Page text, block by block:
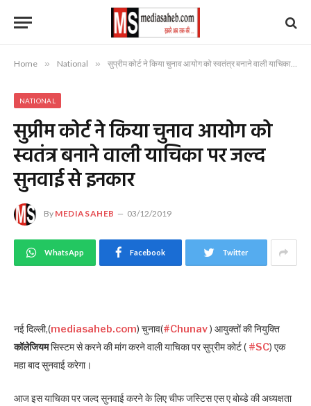
Home » National » सुप्रीम कोर्ट ने किया चुनाव आयोग को स्वतंत्र बनाने वाली याचिका पर जल्द सुनवाई से इनकार
NATIONAL
सुप्रीम कोर्ट ने किया चुनाव आयोग को
स्वतंत्र बनाने वाली याचिका पर जल्द
सुनवाई से इनकार
By MEDIASAHEB 03/12/2019
WhatsApp Facebook Twitter
नई दिल्ली,(mediasaheb.com) चुनाव(#Chunav) आयुक्तों की नियुक्ति
कॉलेजियमसिस्टम से करने की मांग करने वाली याचिका पर सुप्रीम कोर्ट ( #SC) एक
महा बाद सुनवाई करेगा।
आज इस याचिका पर जल्द सुनवाई करने के लिए चीफ जस्टिस एस ए बोब्डे की अध्यक्षता